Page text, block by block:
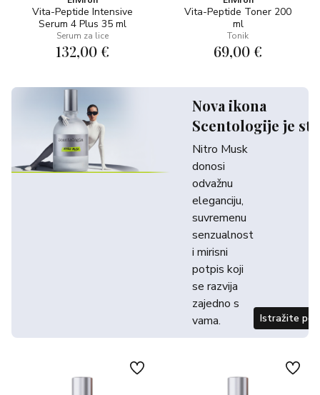
Vita-Peptide Intensive
Serum 4 Plus 35 ml
Serum za lice
132,00 €
Vita-Peptide Toner 200
ml
Tonik
69,00 €
Nova ikona
Scentologije je
Nitro Musk
donosi
odvažnu
eleganciju,
suvremenu
senzualnost
i mirisni
potpis koji
se razvija
zajedno s
vama.
Istražite